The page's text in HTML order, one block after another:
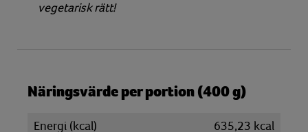
vegetarisk rätt!
Näringsvärde per portion (400 g)
Energi (kcal) 635,23 kcal